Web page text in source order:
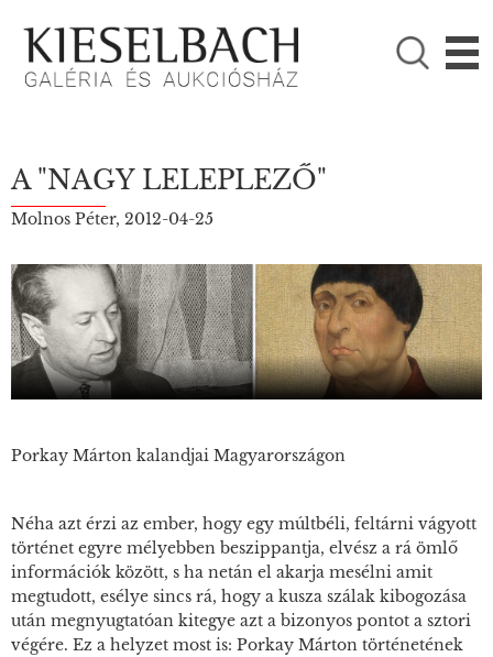

KÉRJÜK VÁLASSZON!
Festmények
A "NAGY LELEPLEZŐ"
Molnos Péter, 2012-04-25
Porkay Márton kalandjai Magyarországon
Néha azt érzi az ember, hogy egy múltbéli, feltárni vágyott
történet egyre mélyebben beszippantja, elvész a rá ömlő
információk között, s ha netán el akarja mesélni amit
megtudott, esélye sincs rá, hogy a kusza szálak kibogozása
után megnyugtatóan kitegye azt a bizonyos pontot a sztori
végére. Ez a helyzet most is: Porkay Márton történetének